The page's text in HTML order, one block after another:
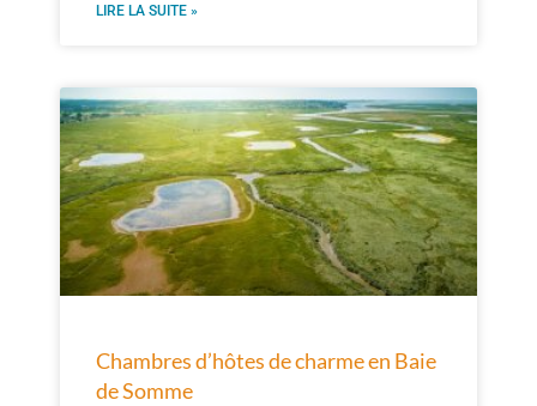
LIRE LA SUITE »
Chambres d’hôtes de charme en Baie
de Somme